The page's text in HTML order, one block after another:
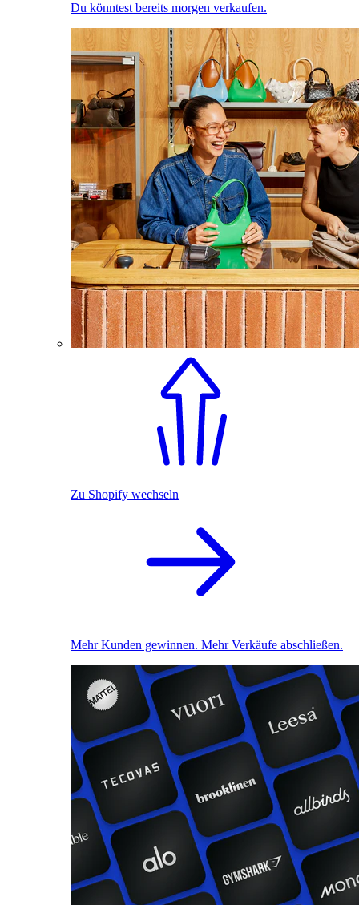
Du könntest bereits morgen verkaufen.
Zu Shopify wechseln
Mehr Kunden gewinnen. Mehr Verkäufe abschließen.